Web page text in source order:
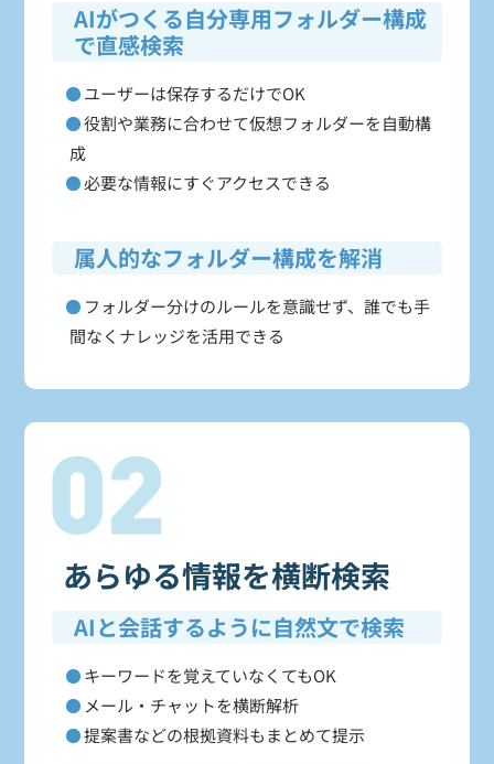
AIがつくる自分専用フォルダー構成
で直感検索
ユーザーは保存するだけでOK
役割や業務に合わせて仮想フォルダーを自動構
成
必要な情報にすぐアクセスできる
属人的なフォルダー構成を解消
フォルダー分けのルールを意識せず、誰でも手
間なくナレッジを活用できる
あらゆる情報を横断検索
AIと会話するように自然文で検索
キーワードを覚えていなくてもOK
メール・チャットを横断解析
提案書などの根拠資料もまとめて提示